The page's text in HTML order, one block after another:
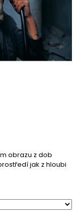
obrazu z dob
jak z hloubi